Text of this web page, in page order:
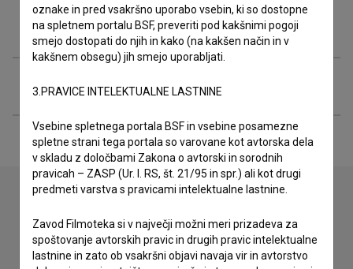
Filmografija (14)
Razširjeni podatki
Stik z uredništvom
Spoštovani, s pomočjo spodnjega obrazca lahko stopite v
stik z uredništvom Baze slovenskih filmov. Veseli bomo vaših
oznake in pred vsakršno uporabo vsebin, ki so dostopne
na spletnem portalu BSF, preveriti pod kakšnimi pogoji
smejo dostopati do njih in kako (na kakšen način in v
kakšnem obsegu) jih smejo uporabljati.
3.PRAVICE INTELEKTUALNE LASTNINE
Vsebine spletnega portala BSF in vsebine posamezne
spletne strani tega portala so varovane kot avtorska dela
v skladu z določbami Zakona o avtorski in sorodnih
pravicah – ZASP (Ur. l. RS, št. 21/95 in spr.) ali kot drugi
predmeti varstva s pravicami intelektualne lastnine.
Zavod Filmoteka si v največji možni meri prizadeva za
spoštovanje avtorskih pravic in drugih pravic intelektualne
lastnine in zato ob vsakršni objavi navaja vir in avtorstvo